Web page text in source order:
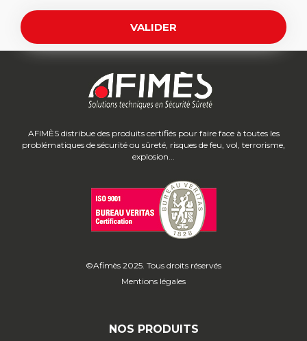
AFIMÈS distribue des produits certifiés pour faire face à toutes les
problématiques de sécurité ou sûreté, risques de feu, vol, terrorisme,
explosion...
©Afimès 2025. Tous droits réservés
Mentions légales
NOS PRODUITS